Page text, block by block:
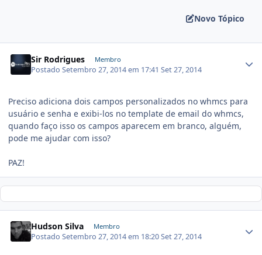
Novo Tópico
Sir Rodrigues Membro
PostadoSetembro 27, 2014 em 17:41Set 27, 2014
Preciso adiciona dois campos personalizados no whmcs para
usuário e senha e exibi-los no template de email do whmcs,
quando faço isso os campos aparecem em branco, alguém,
pode me ajudar com isso?
PAZ!
Hudson Silva Membro
PostadoSetembro 27, 2014 em 18:20Set 27, 2014